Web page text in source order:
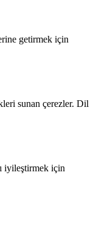
getirmek için
sunan çerezler. Dil
iyileştirmek için